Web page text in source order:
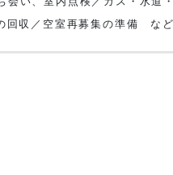
回収／空室再募集の準備 など